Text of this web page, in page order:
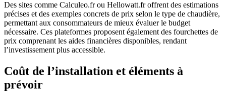
Des sites comme Calculeo.fr ou Hellowatt.fr offrent des estimations
précises et des exemples concrets de prix selon le type de chaudière,
permettant aux consommateurs de mieux évaluer le budget
nécessaire. Ces plateformes proposent également des fourchettes de
prix comprenant les aides financières disponibles, rendant
l’investissement plus accessible.
Coût de l’installation et éléments à
prévoir